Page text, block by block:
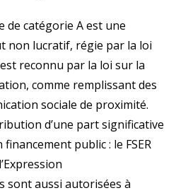
de catégorie A est une
non lucratif, régie par la loi
reconnu par la loi sur la
comme remplissant des
sociale de proximité.
d’une part significative
public : le FSER
sont aussi autorisées à